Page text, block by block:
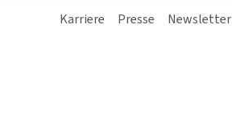
Karriere Presse Newsletter